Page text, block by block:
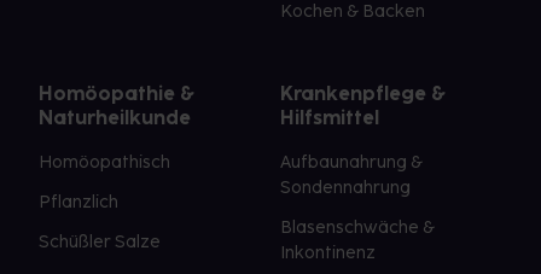
Kochen & Backen
Homöopathie &
Naturheilkunde
Homöopathisch
Pflanzlich
Schüßler Salze
Krankenpflege &
Hilfsmittel
Aufbaunahrung &
Sondennahrung
Blasenschwäche &
Inkontinenz